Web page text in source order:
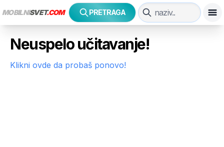
MOBILNISVET.COM PRETRAGA
Neuspelo učitavanje!
Klikni ovde da probaš ponovo!